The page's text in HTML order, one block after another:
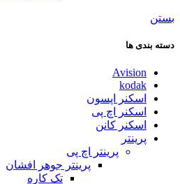
بستن
دسته بندی ها
Avision
kodak
اسکنر اپسون
اسکنر اچ پی
اسکنر کانن
پرینتر
پرینتر اچ پی
پرینتر جوهر افشان
تک کاره